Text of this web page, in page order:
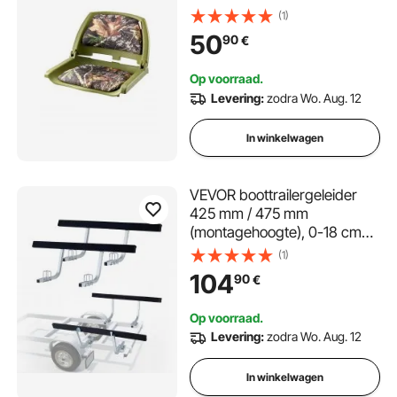
sponskussen en PU polyester
stof, opklapbare bootstoel
voor visboten jachten
(1)
5090€
Op voorraad.
Levering:zodra Wo. Aug. 12
In winkelwagen
VEVOR boottrailergeleider
425 mm / 475 mm
(montagehoogte), 0-18 cm
verstelbaar, gemaakt van
versterkt staal met dikke
steunplaten, voor
(L-profielen/kokerprofielen/C-
profielen)
(1)
10490€
Op voorraad.
Levering:zodra Wo. Aug. 12
In winkelwagen